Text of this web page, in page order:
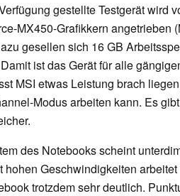
gestellte Testgerät wird
MX450-Grafikkern angetrieben
gesellen sich 16 GB
ist das Gerät für alle
MSI etwas Leistung brach
Modus arbeiten kann. Es
des Notebooks scheint
hohen Geschwindigkeiten
trotzdem sehr deutlich.